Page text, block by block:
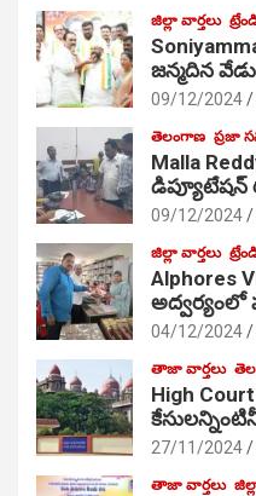
జిల్లా వార్తలు
జ‌న్మ‌దిన
09/12/2024
తెలంగాణ ప్రజా
Malla
డిప్యూటేషన్
09/12/2024
జిల్లా వార్తలు
Alphores
అద్వర్యంలో
04/12/2024
తాజా వార్తలు
High
27/11/2024
తాజా వార్తలు